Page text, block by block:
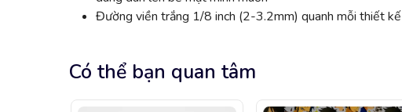
Đường viền trắng 1/8 inch (2-3.2mm) quanh mỗi thiết kế
Có thể bạn quan tâm